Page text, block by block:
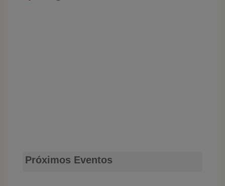
Próximos Eventos